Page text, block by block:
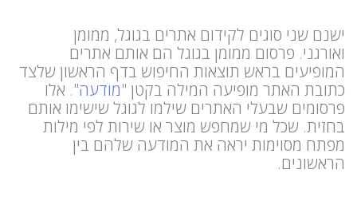
ישנם שני סוגים לקידום אתרים בגוגל, ממומן
ואורגני. פרסום ממומן בגוגל הם אותם אתרים
המופיעים בראש תוצאות החיפוש בדף הראשון שלצד
כתובת האתר מופיעה המילה בקטן "מודעה". אלו
פרסומים שבעלי האתרים שילמו לגוגל שישימו אותם
בחזית. שכל מי שמחפש מוצר או שירות לפי מילות
מפתח מסוימות יראה את המודעה שלהם בין
הראשונים.